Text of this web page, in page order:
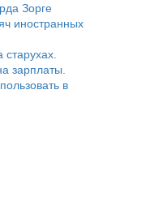
Зорге
иностранных
зарплаты.
в